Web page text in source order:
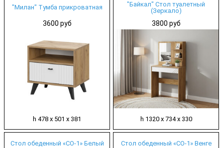
"Милан" Тумба прикроватная
3600 руб
h 478 х 501 х 381
"Байкал" Стол туалетный
(Зеркало)
3800 руб
h 1320 х 734 х 330
Стол обеденный «СО-1» Белый Стол обеденный «СО-1» Венге